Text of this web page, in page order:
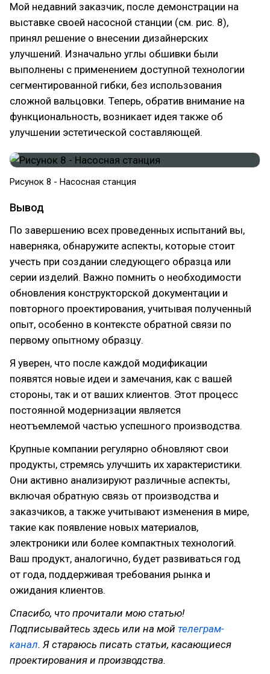
Мой недавний заказчик, после демонстрации на
выставке своей насосной станции (см. рис. 8),
принял решение о внесении дизайнерских
улучшений. Изначально углы обшивки были
выполнены с применением доступной технологии
сегментированной гибки, без использования
сложной вальцовки. Теперь, обратив внимание на
функциональность, возникает идея также об
улучшении эстетической составляющей.
Рисунок 8 - Насосная станция
Вывод
По завершению всех проведенных испытаний вы,
наверняка, обнаружите аспекты, которые стоит
учесть при создании следующего образца или
серии изделий. Важно помнить о необходимости
обновления конструкторской документации и
повторного проектирования, учитывая полученный
опыт, особенно в контексте обратной связи по
первому опытному образцу.
Я уверен, что после каждой модификации
появятся новые идеи и замечания, как с вашей
стороны, так и от ваших клиентов. Этот процесс
постоянной модернизации является
неотъемлемой частью успешного производства.
Крупные компании регулярно обновляют свои
продукты, стремясь улучшить их характеристики.
Они активно анализируют различные аспекты,
включая обратную связь от производства и
заказчиков, а также учитывают изменения в мире,
такие как появление новых материалов,
электроники или более компактных технологий.
Ваш продукт, аналогично, будет развиваться год
от года, поддерживая требования рынка и
ожидания клиентов.
Спасибо, что прочитали мою статью!
Подписывайтесь здесь или на мой телеграм-
канал. Я стараюсь писать статьи, касающиеся
проектирования и производства.